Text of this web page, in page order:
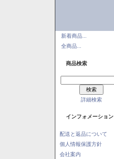
新着商品...
全商品...
商品検索
詳細検索
インフォメーション
配送と返品について
個人情報保護方針
会社案内